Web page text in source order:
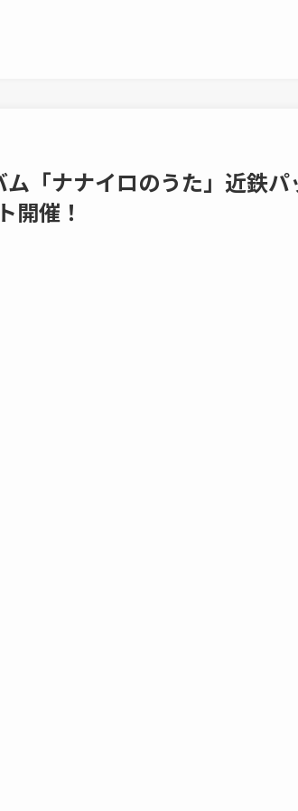
「ナナイロのうた」近鉄パ
開催！